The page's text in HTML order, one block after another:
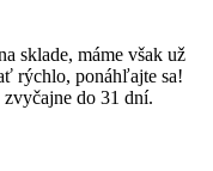
sklade, máme však už
rýchlo, ponáhľajte sa!
do 31 dní.